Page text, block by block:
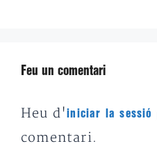
Feu un comentari
Heu d'iniciar la sessió
comentari.